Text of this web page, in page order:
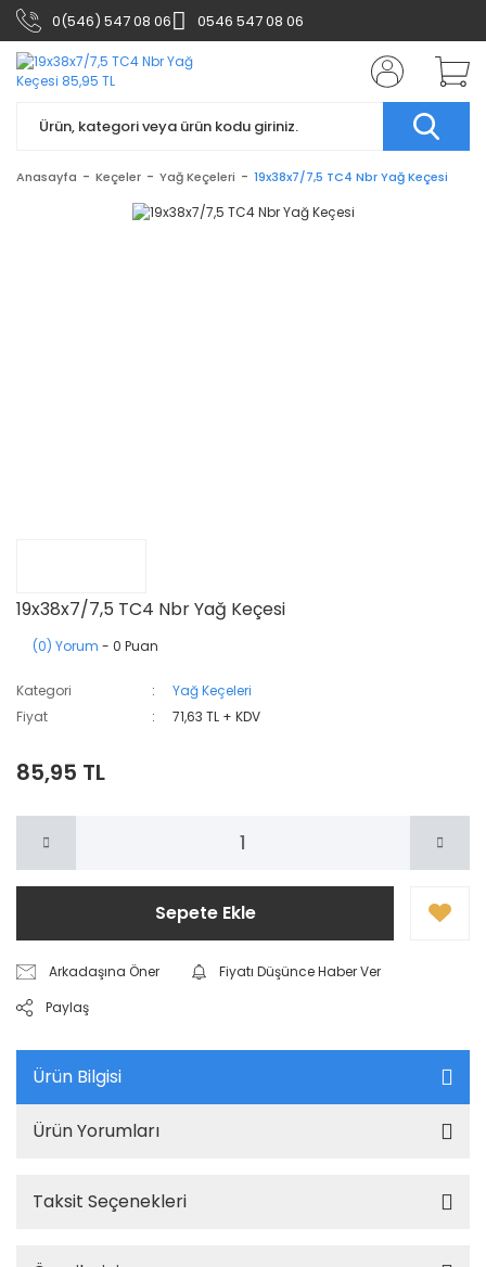
0(546) 547 08 06 0546 547 08 06
Anasayfa Keçeler Yağ Keçeleri 19x38x7/7,5 TC4 Nbr Yağ Keçesi
19x38x7/7,5 TC4 Nbr Yağ Keçesi
(0) Yorum - 0 Puan
Kategori
Yağ Keçeleri
Fiyat
71,63 TL + KDV
85,95 TL
Sepete Ekle
Arkadaşına Öner
Fiyatı Düşünce Haber Ver
Paylaş
Ürün Bilgisi
Ürün Yorumları
Taksit Seçenekleri